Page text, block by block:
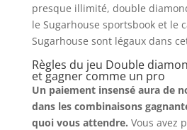
presque illimité, double
le Sugarhouse sportsbook et le
Sugarhouse sont légaux dans
Règles du jeu Double
et gagner comme un pro
Un paiement insensé aura de
dans les combinaisons
quoi vous attendre. Vous avez